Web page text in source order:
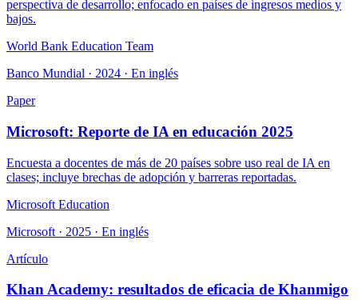
perspectiva de desarrollo; enfocado en países de ingresos medios y
bajos.
World Bank Education Team
Banco Mundial · 2024 · En inglés
Paper
Microsoft: Reporte de IA en educación 2025
Encuesta a docentes de más de 20 países sobre uso real de IA en
clases; incluye brechas de adopción y barreras reportadas.
Microsoft Education
Microsoft · 2025 · En inglés
Artículo
Khan Academy: resultados de eficacia de Khanmigo